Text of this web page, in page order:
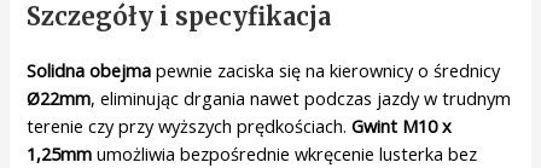
Szczegóły i specyfikacja
Solidna obejma pewnie zaciska się na kierownicy o średnicy
Ø22mm, eliminując drgania nawet podczas jazdy w trudnym
terenie czy przy wyższych prędkościach.Gwint M10 x
1,25mm umożliwia bezpośrednie wkręcenie lusterka bez